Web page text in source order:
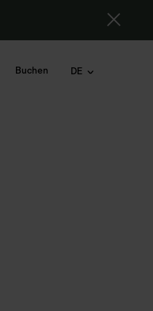
Buchen DE